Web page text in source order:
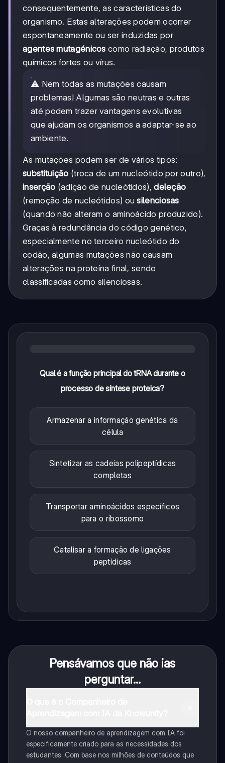
consequentemente, as características do
organismo. Estas alterações podem ocorrer
espontaneamente ou ser induzidas por
agentes mutagénicos como radiação, produtos
químicos fortes ou vírus.
⚠️ Nem todas as mutações causam
problemas! Algumas são neutras e outras
até podem trazer vantagens evolutivas
que ajudam os organismos a adaptar-se ao
ambiente.
As mutações podem ser de vários tipos:
substituição (troca de um nucleótido por outro),
inserção (adição de nucleótidos),deleção
(remoção de nucleótidos) ousilenciosas
(quando não alteram o aminoácido produzido).
Graças à redundância do código genético,
especialmente no terceiro nucleótido do
codão, algumas mutações não causam
alterações na proteína final, sendo
classificadas como silenciosas.
Qual é a função principal do tRNA durante o
processo de síntese proteica?
Armazenar a informação genética da
célula
Sintetizar as cadeias polipeptídicas
completas
Transportar aminoácidos específicos
para o ribossomo
Catalisar a formação de ligações
peptídicas
Pensávamos que não ias
perguntar...
O nosso companheiro de aprendizagem com IA foi
especificamente criado para as necessidades dos
estudantes. Com base nos milhões de conteúdos que